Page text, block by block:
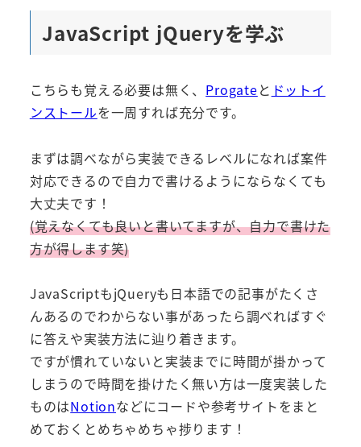
JavaScript jQueryを学ぶ
こちらも覚える必要は無く、 Progateと ドットイ
ンストールを一周すれば充分です。
まずは調べながら実装できるレベルになれば案件
対応できるので自力で書けるようにならなくても
大丈夫です！
(覚えなくても良いと書いてますが、自力で書けた
方が得します笑)
JavaScriptもjQueryも日本語での記事がたくさ
んあるのでわからない事があったら調べればすぐ
に答えや実装方法に辿り着きます。
ですが慣れていないと実装までに時間が掛かって
しまうので時間を掛けたく無い方は一度実装した
ものはNotionなどにコードや参考サイトをまと
めておくとめちゃめちゃ捗ります！